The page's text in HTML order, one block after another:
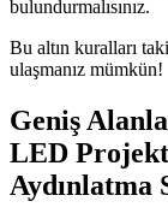
bulundurmalısınız.
Bu altın kuralları
ulaşmanız mümkün!
Geniş
LED